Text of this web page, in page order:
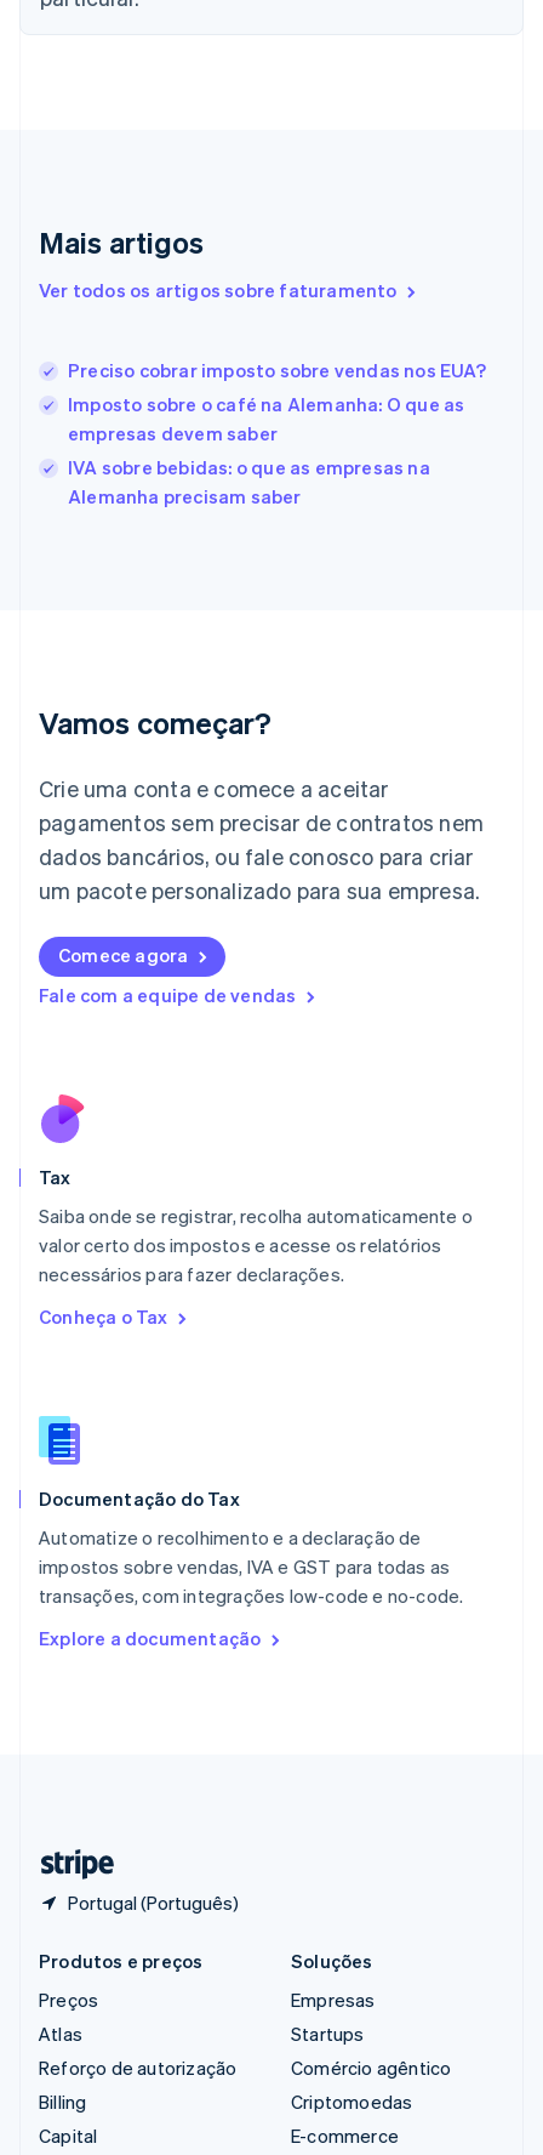
Mais artigos
Ver todos os artigos sobre faturamento
Preciso cobrar imposto sobre vendas nos EUA?
Imposto sobre o café na Alemanha: O que as
empresas devem saber
IVA sobre bebidas: o que as empresas na
Alemanha precisam saber
Vamos começar?
Crie uma conta e comece a aceitar
pagamentos sem precisar de contratos nem
dados bancários, ou fale conosco para criar
um pacote personalizado para sua empresa.
Comece agora
Fale com a equipe de vendas
Tax
Saiba onde se registrar, recolha automaticamente o
valor certo dos impostos e acesse os relatórios
necessários para fazer declarações.
Conheça o Tax
Documentação do Tax
Automatize o recolhimento e a declaração de
impostos sobre vendas, IVA e GST para todas as
transações, com integrações low-code e no-code.
Explore a documentação
Portugal (Português)
Croácia
Eslovênia
Espanha
EnglishEspañol简体中文
English
Finlândia
EnglishSvenska
França
English
Irlanda
Itália
English
Japão
日本語English
Letônia
Liechtenstein
Deutsch English
Lituânia
English
English
Malta
Noruega
English
Nova Zelândia
Países Baixos
Portugal
Português
English简体中文
Reino Unido
República Tcheca
English
English
Produtos e preços
Preços
Atlas
Reforço de autorização
Billing
Capital
Soluções
Empresas
Startups
Comércio agêntico
Criptomoedas
E-commerce